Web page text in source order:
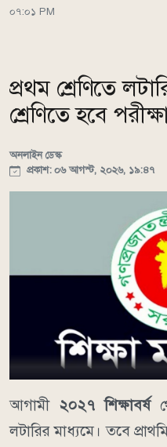
০৭:০১ PM
প্রথম শ্রেণিতে
শ্রেণিতে হবে
অনলাইন ডেস্ক
প্রকাশ: ০৬ আগস্ট, ২০২৬, ১৯:৪৭
আগামী ২০২৭ শিক্ষাবর্ষ
লটারির মাধ্যমে। তবে